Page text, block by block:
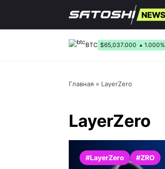
BTC $65,037.000 1.000%
Главная» LayerZero
LayerZero
#LayerZero #ZRO